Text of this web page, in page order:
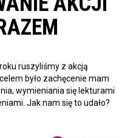
ruszyliśmy z akcją
było zachęcenie mam
wymieniania się lekturami
Jak nam się to udało?